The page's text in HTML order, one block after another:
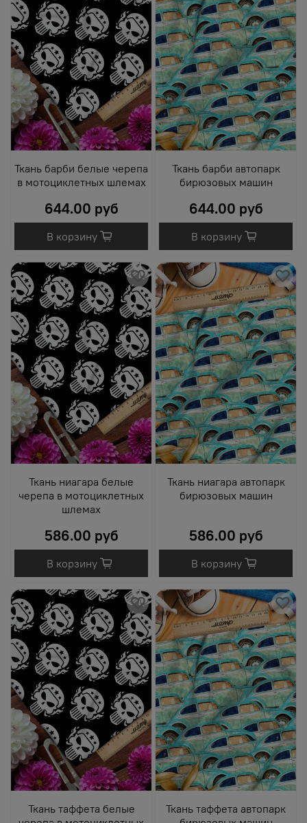
Ткань барби белые черепа
в мотоциклетных шлемах
644.00 руб
В корзину
Ткань барби автопарк
бирюзовых машин
644.00 руб
В корзину
Ткань ниагара белые
черепа в мотоциклетных
шлемах
586.00 руб
В корзину
Ткань ниагара автопарк
бирюзовых машин
586.00 руб
В корзину
Ткань таффета белые
Ткань таффета автопарк